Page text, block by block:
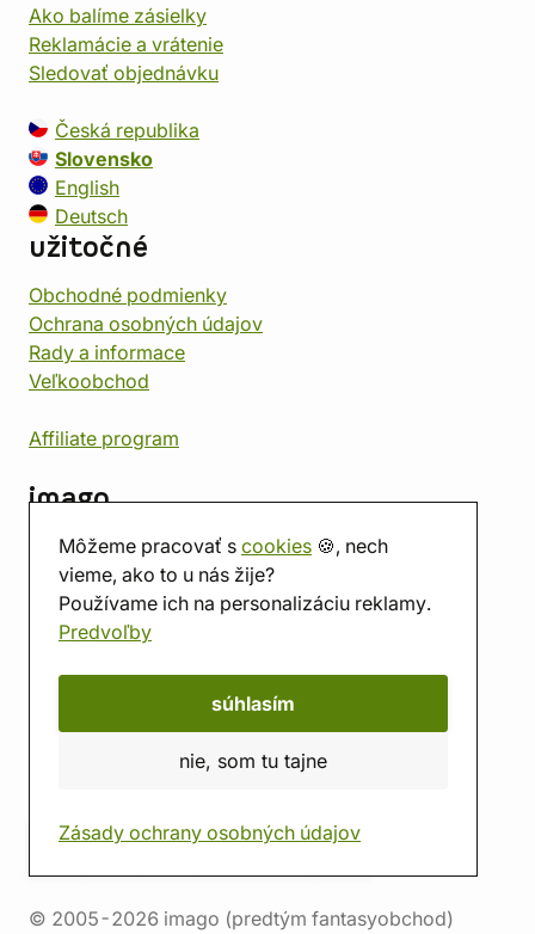
Môžeme pracovať s cookies 🍪, nech
vieme, ako to u nás žije?
Používame ich na personalizáciu reklamy.
Predvoľby
súhlasím
nie, som tu tajne
Zásady ochrany osobných údajov
Ako balíme zásielky
Reklamácie a vrátenie
Sledovať objednávku
Česká republika
Slovensko
English
Deutsch
užitočné
Obchodné podmienky
Ochrana osobných údajov
Rady a informace
Veľkoobchod
Affiliate program
imago
Kontakt
Predajňa
Herňa
O nás
© 2005-2026 imago (predtým fantasyobchod)